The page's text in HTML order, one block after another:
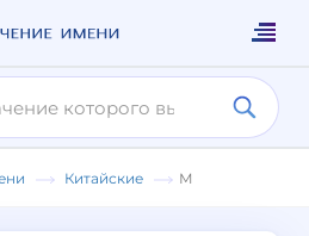
Китайские М